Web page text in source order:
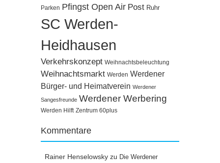
Parken Pfingst Open Air Post Ruhr
SC Werden-
Heidhausen
Verkehrskonzept Weihnachtsbeleuchtung
Weihnachtsmarkt Werden Werdener
Bürger- und Heimatverein Werdener
Sangesfreunde Werdener Werbering
Werden Hilft Zentrum 60plus
Kommentare
Rainer Henselowsky zu Die Werdener